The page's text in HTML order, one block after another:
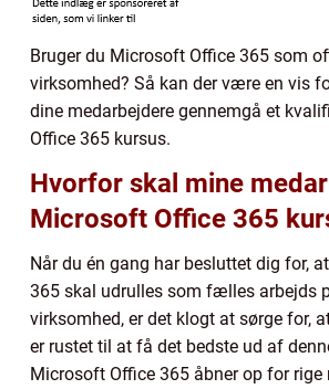
Bruger du Microsoft Office 365 som
virksomhed? Så kan der være en vis
dine medarbejdere gennemgå et
Office 365 kursus.
Hvorfor skal mine
Microsoft Office 365
Når du én gang har besluttet dig for,
365 skal udrulles som fælles arbejds
virksomhed, er det klogt at sørge for,
er rustet til at få det bedste ud af
Microsoft Office 365 åbner op for rige